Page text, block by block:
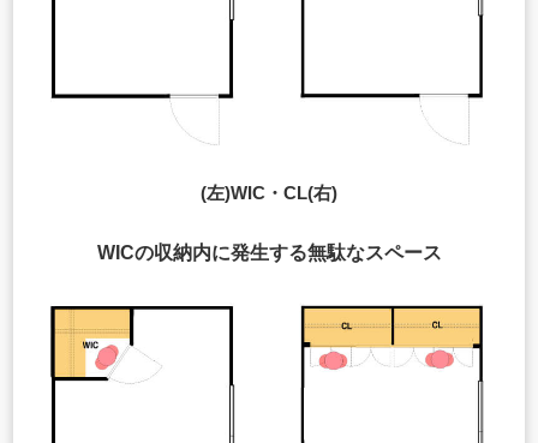
(左)WIC・CL(右)
WICの収納内に発生する無駄なスペース